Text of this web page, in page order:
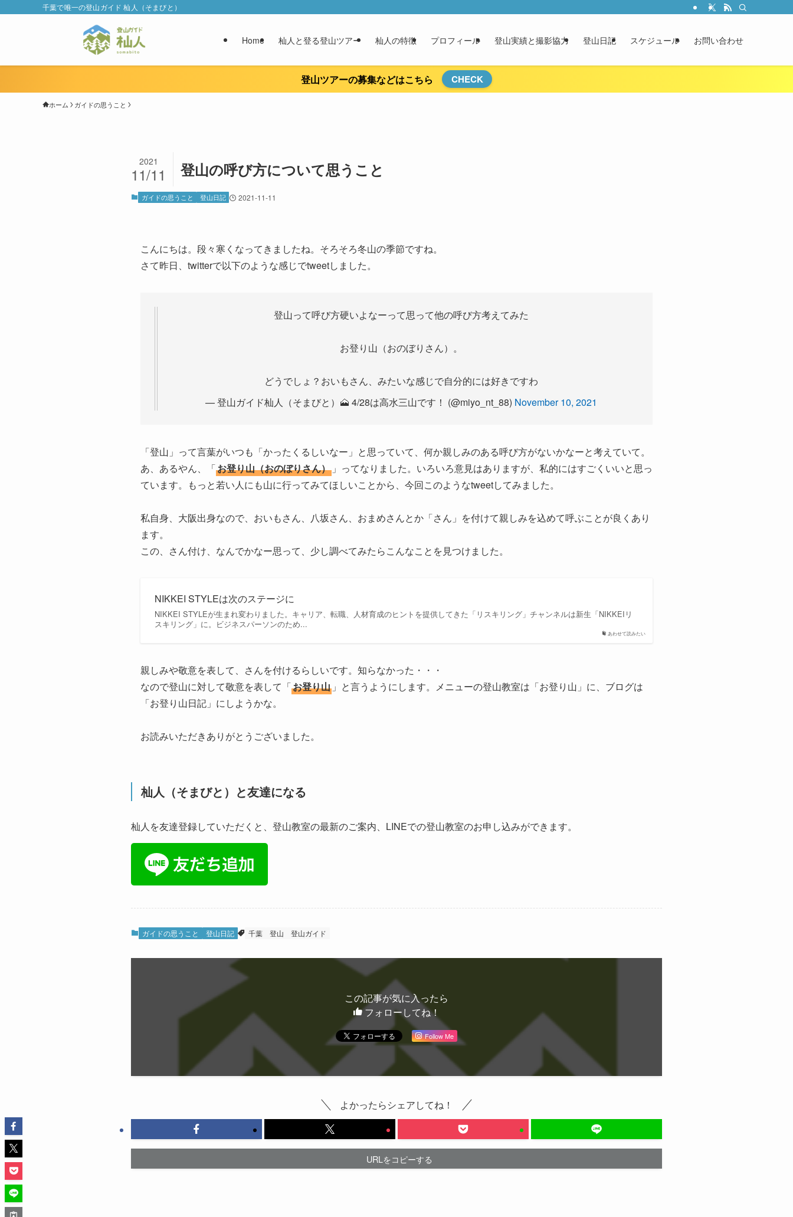
千葉で唯一の登山ガイド 杣人（そまびと）
Home 杣人と登る登山ツアー 杣人の特徴 プロフィール 登山実績と撮影協力 登山日記 スケジュール お問い合わせ
登山ツアーの募集などはこちら CHECK
ホーム ガイドの思うこと
登山の呼び方について思うこと
2021
11/11
ガイドの思うこと 登山日記 2021-11-11
こんにちは。段々寒くなってきましたね。そろそろ冬山の季節ですね。
さて昨日、twitterで以下のような感じでtweetしました。
登山って呼び方硬いよなーって思って他の呼び方考えてみた
お登り山（おのぼりさん）。
どうでしょ？おいもさん、みたいな感じで自分的には好きですわ
— 登山ガイド杣人（そまびと）🗻 4/28は高水三山です！ (@miyo_nt_88) November 10, 2021
「登山」って言葉がいつも「かったくるしいなー」と思っていて、何か親しみのある呼び方がないかなーと考えていて。
あ、あるやん、「お登り山（おのぼりさん） 」ってなりました。いろいろ意見はありますが、私的にはすごくいいと思っ
ています。もっと若い人にも山に行ってみてほしいことから、今回このようなtweetしてみました。
私自身、大阪出身なので、おいもさん、八坂さん、おまめさんとか「さん」を付けて親しみを込めて呼ぶことが良くあり
ます。
この、さん付け、なんでかなー思って、少し調べてみたらこんなことを見つけました。
あわせて読みたい
NIKKEI STYLEは次のステージに
NIKKEI STYLEが生まれ変わりました。キャリア、転職、人材育成のヒントを提供してきた「リスキリング」チャンネルは新生「NIKKEIリ
スキリング」に。ビジネスパーソンのため...
親しみや敬意を表して、さんを付けるらしいです。知らなかった・・・
なので登山に対して敬意を表して「お登り山 」と言うようにします。メニューの登山教室は「お登り山」に、ブログは
「お登り山日記」にしようかな。
お読みいただきありがとうございました。
杣人（そまびと）と友達になる
杣人を友達登録していただくと、登山教室の最新のご案内、LINEでの登山教室のお申し込みができます。
ガイドの思うこと 登山日記 千葉 登山 登山ガイド
この記事が気に入ったら
フォローしてね！
Follow Me
よかったらシェアしてね！
URLをコピーする